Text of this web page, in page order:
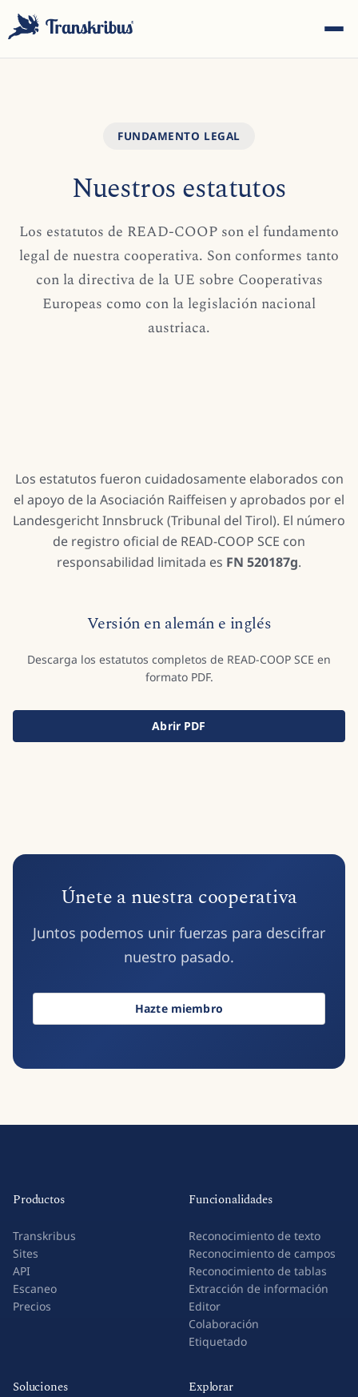
artículos del blog...
FUNDAMENTO LEGAL
Nuestros estatutos
Los estatutos de READ-COOP son el fundamento
legal de nuestra cooperativa. Son conformes tanto
con la directiva de la UE sobre Cooperativas
Europeas como con la legislación nacional
austriaca.
Los estatutos fueron cuidadosamente elaborados con
el apoyo de la Asociación Raiffeisen y aprobados por el
Landesgericht Innsbruck (Tribunal del Tirol). El número
de registro oficial de READ-COOP SCE con
responsabilidad limitada es FN 520187g.
Versión en alemán e inglés
Descarga los estatutos completos de READ-COOP SCE en
formato PDF.
Abrir PDF
Únete a nuestra cooperativa
Juntos podemos unir fuerzas para descifrar
nuestro pasado.
Hazte miembro
Productos
Transkribus
Sites
API
Escaneo
Precios
Funcionalidades
Reconocimiento de texto
Reconocimiento de campos
Reconocimiento de tablas
Extracción de información
Editor
Colaboración
Etiquetado
Soluciones Explorar